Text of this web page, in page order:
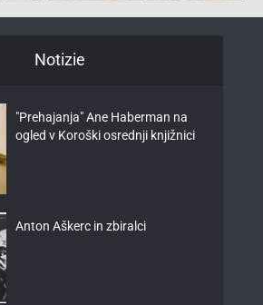
Notizie
"Prehajanja" Ane Haberman na
ogled v Koroški osrednji knjižnici
Anton Aškerc in zbiralci